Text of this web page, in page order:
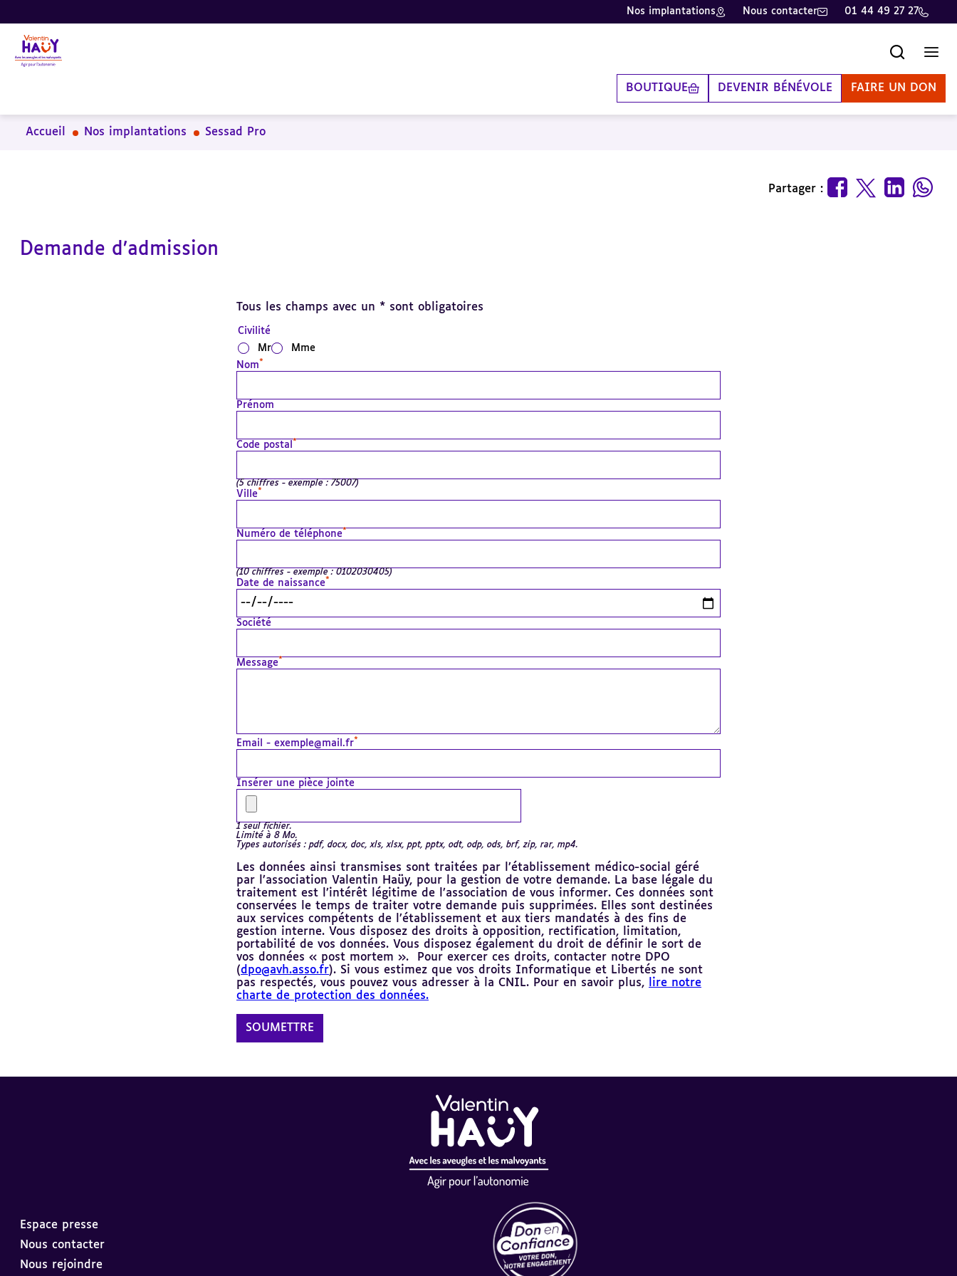
Aller
au
contenu
principal
Aller
au
pied
de
Aller
à
la
recherche
Nos implantations Nous contacter 01 44 49 27 27
BOUTIQUE DEVENIR BÉNÉVOLE FAIRE UN DON
Accueil Nos implantations Sessad Pro
Partager :
Demande d’admission
Tous les champs avec un * sont obligatoires
Civilité
Mr
Mme
Nom *
Prénom
Code postal *
(5 chiffres - exemple : 75007)
Ville *
Numéro de téléphone *
(10 chiffres - exemple : 0102030405)
Date de naissance *
Société
Message *
Email - exemple@mail.fr*
Insérer une pièce jointe
1 seul fichier.
Limité à 8 Mo.
Types autorisés : pdf, docx, doc, xls, xlsx, ppt, pptx, odt, odp, ods, brf, zip, rar, mp4.
Les données ainsi transmises sont traitées par l’établissement médico-social géré
par l’association Valentin Haüy, pour la gestion de votre demande. La base légale du
traitement est l’intérêt légitime de l’association de vous informer. Ces données sont
conservées le temps de traiter votre demande puis supprimées. Elles sont destinées
aux services compétents de l’établissement et aux tiers mandatés à des fins de
gestion interne. Vous disposez des droits à opposition, rectification, limitation,
portabilité de vos données. Vous disposez également du droit de définir le sort de
vos données « post mortem ». Pour exercer ces droits, contacter notre DPO
(dpo@avh.asso.fr). Si vous estimez que vos droits Informatique et Libertés ne sont
pas respectés, vous pouvez vous adresser à la CNIL. Pour en savoir plus,
lire notre
charte de protection des données.
Espace presse
Nous contacter
Nous rejoindre